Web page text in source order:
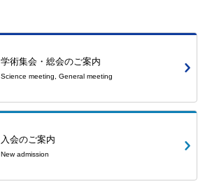
学術集会・総会のご案内
Science meeting, General meeting
入会のご案内
New admission